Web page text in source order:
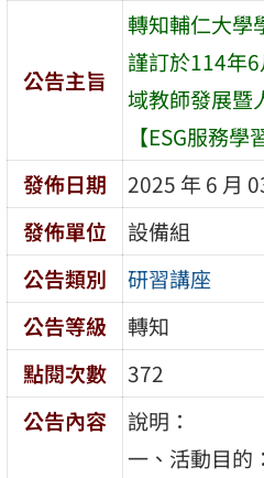
公告主旨
轉知輔仁大學
謹訂於114年
域教師發展暨
【ESG服務
發佈日期
2025 年 6 月
發佈單位
設備組
公告類別
研習講座
公告等級
轉知
點閱次數
372
公告內容
說明：
一、活動目的